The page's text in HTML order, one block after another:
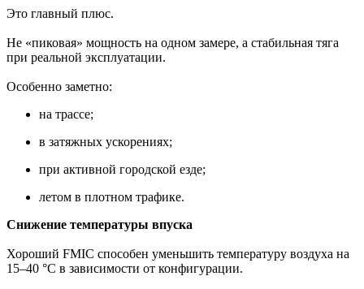
Это главный плюс.
Не «пиковая» мощность на одном замере, а стабильная тяга
при реальной эксплуатации.
Особенно заметно:
на трассе;
в затяжных ускорениях;
при активной городской езде;
летом в плотном трафике.
Снижение температуры впуска
Хороший FMIC способен уменьшить температуру воздуха на
15–40 °C в зависимости от конфигурации.